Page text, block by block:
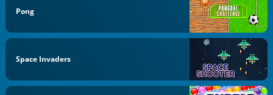
Pong
Space Invaders